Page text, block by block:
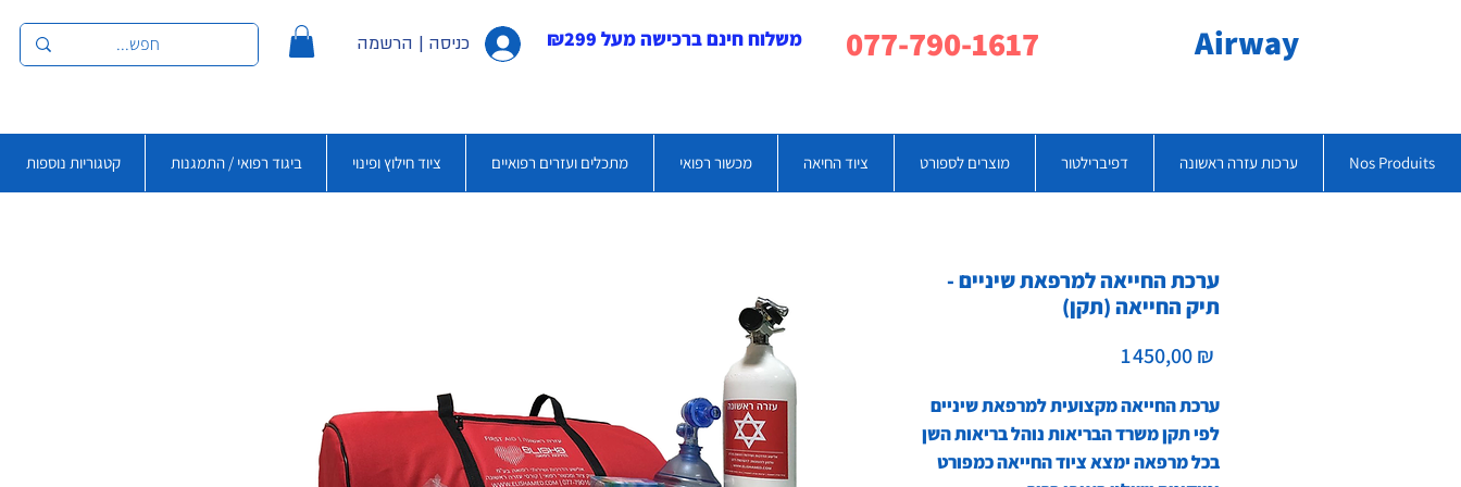
כניסה | הרשמה משלוח חינם ברכישה מעל ₪299 Airway
Nos Produits ערכות עזרה ראשונה דפיברילטור מוצרים לספורט ציוד החיאה מכשור רפואי מתכלים ועזרים רפואיים ציוד חילוץ ופינוי ביגוד רפואי / התמגנות קטגוריות נוספות
ערכת החייאה למרפאת שיניים -
תיק החייאה (תקן)
1 450,00 ₪
ערכת החייאה מקצועית למרפאת שיניים
לפי תקן משרד הבריאות נוהל בריאות השן
בכל מרפאה ימצא ציוד החייאה כמפורט